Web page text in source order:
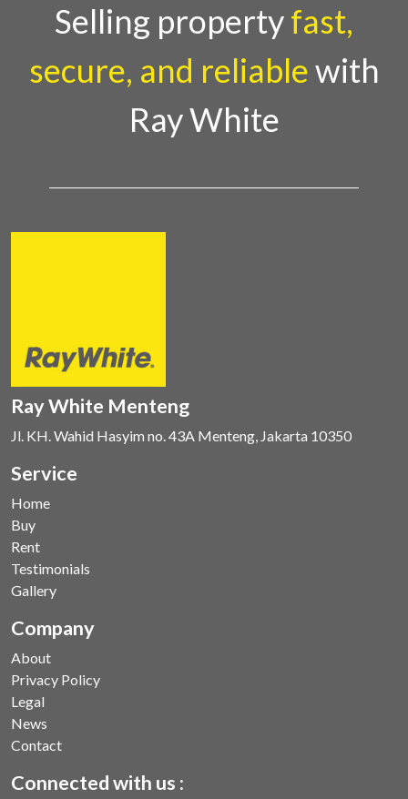
Selling propertyfast,
secure, and reliablewith
Ray White
Ray White Menteng
Jl. KH. Wahid Hasyim no. 43A Menteng, Jakarta 10350
Service
Home
Buy
Rent
Testimonials
Gallery
Company
About
Privacy Policy
Legal
News
Contact
Connected with us :